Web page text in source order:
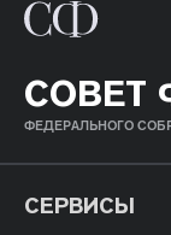
СОВЕТ
ФЕДЕРАЛЬНОГО
СЕРВИСЫ